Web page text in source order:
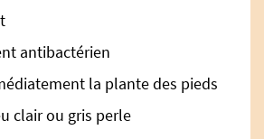
antibactérien
la plante des pieds
clair ou gris perle